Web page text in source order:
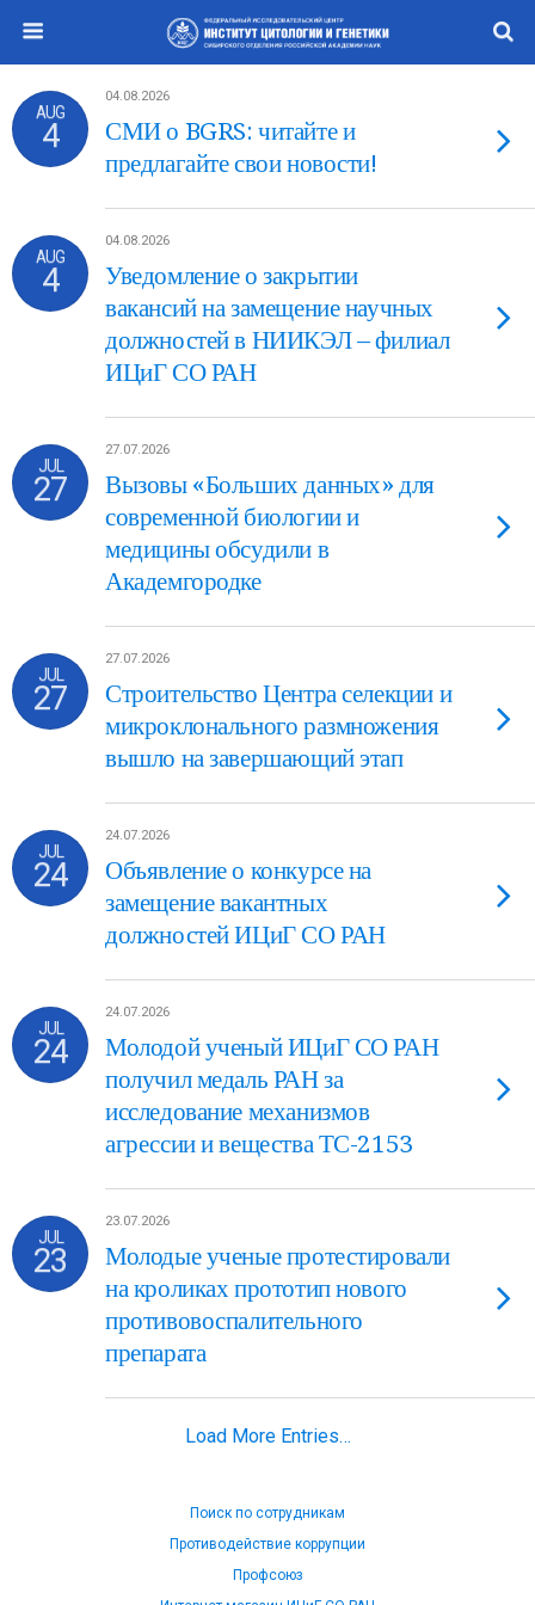
AUG
4
04.08.2026
СМИ о BGRS: читайте и
предлагайте свои новости!
AUG
4
04.08.2026
Уведомление о закрытии
вакансий на замещение научных
должностей в НИИКЭЛ – филиал
ИЦиГ СО РАН
JUL
27
27.07.2026
Вызовы «Больших данных» для
современной биологии и
медицины обсудили в
Академгородке
JUL
27
27.07.2026
Строительство Центра селекции и
микроклонального размножения
вышло на завершающий этап
JUL
24
24.07.2026
Объявление о конкурсе на
замещение вакантных
должностей ИЦиГ СО РАН
JUL
24
24.07.2026
Молодой ученый ИЦиГ СО РАН
получил медаль РАН за
исследование механизмов
агрессии и вещества ТС-2153
JUL
23
23.07.2026
Молодые ученые протестировали
на кроликах прототип нового
противовоспалительного
препарата
Load More Entries…
Поиск по сотрудникам
Противодействие коррупции
Профсоюз